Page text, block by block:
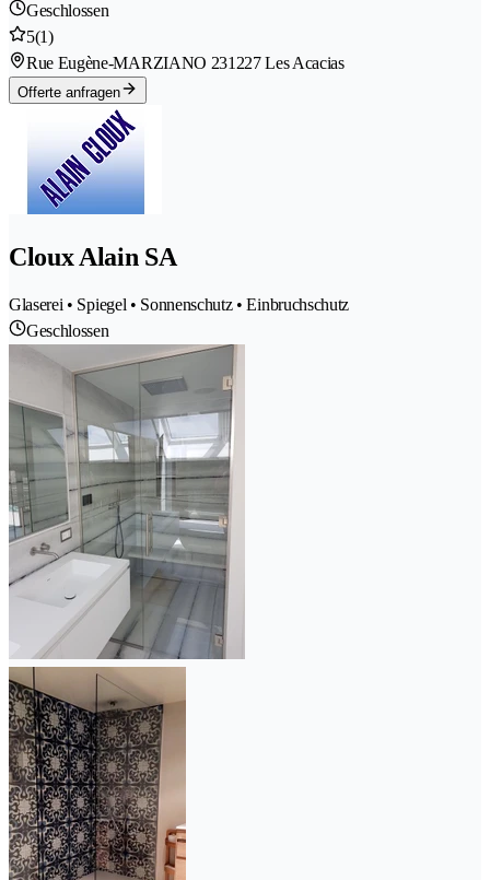
Geschlossen
5(1)
Rue Eugène-MARZIANO 231227 Les Acacias
Offerte anfragen
Cloux Alain SA
Glaserei • Spiegel • Sonnenschutz • Einbruchschutz
Geschlossen